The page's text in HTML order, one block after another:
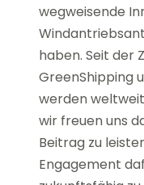
wegweisende
haben. Seit der
GreenShipping
werden
wir freuen uns
Beitrag zu
Engagement